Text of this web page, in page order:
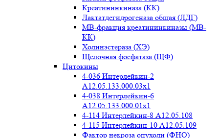
Креатининкиназа (КК)
Лактатдегидрогеназа общая (ЛДГ)
МВ-фракция креатининкиназы (МВ-
КК)
Холинэстераза (ХЭ)
Щелочная фосфатаза (ЩФ)
Цитокины
4-036 Интерлейкин-2
A12.05.133.000.03x1
4-038 Интерлейкин-6
A12.05.133.000.01x1
4-114 Интерлейкин-8 A12.05.108
4-115 Интерлейкин-10 A12.05.109
Фактор некроза опухоли (ФНО)